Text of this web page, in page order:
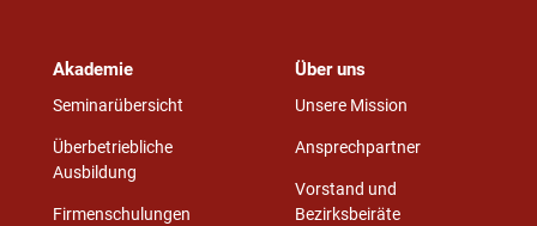
Akademie
Seminarübersicht
Überbetriebliche
Ausbildung
Firmenschulungen
Über uns
Unsere Mission
Ansprechpartner
Vorstand und
Bezirksbeiräte